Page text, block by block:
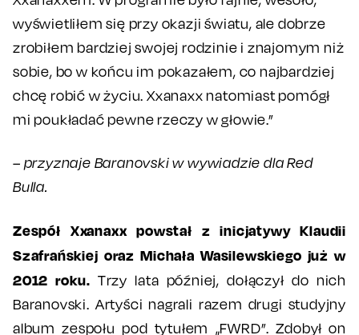
wyświetliłem się przy okazji światu, ale dobrze
zrobiłem bardziej swojej rodzinie i znajomym niż
sobie, bo w końcu im pokazałem, co najbardziej
chcę robić w życiu. Xxanaxx natomiast pomógł
mi poukładać pewne rzeczy w głowie.”
– przyznaje Baranovski w wywiadzie dla Red
Bulla.
Zespół Xxanaxx powstał z inicjatywy Klaudii
Szafrańskiej oraz Michała Wasilewskiego już w
2012 roku. Trzy lata później, dołączył do nich
Baranovski. Artyści nagrali razem drugi studyjny
album zespołu pod tytułem „FWRD”. Zdobył on